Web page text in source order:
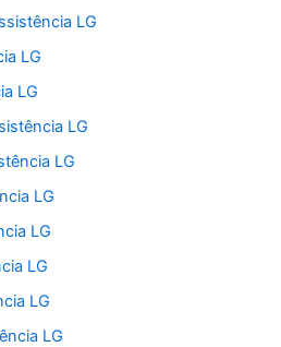
LG
LG
LG
LG
LG
LG
LG
LG
LG
LG